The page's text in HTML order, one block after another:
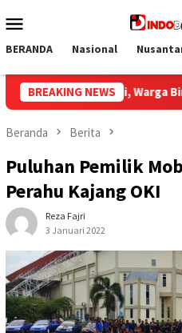
ke
Mobile
BERANDA Nasional
BREAKING NEWS
Bupati Muba Sambut
Beranda Berita
Puluhan Pemilik
Perahu Kajang OKI
Reza Fajri
3 Januari 2022